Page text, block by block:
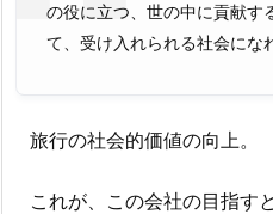
の役に立つ、世の中に貢献す
て、受け入れられる社会にな
旅行の社会的価値の向上。
これが、この会社の目指すと